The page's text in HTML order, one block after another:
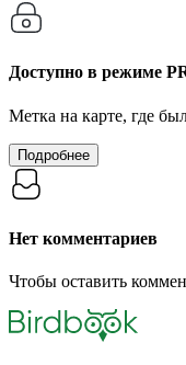
Доступно в режиме
Метка на карте, где
Подробнее
Нет комментариев
Чтобы оставить